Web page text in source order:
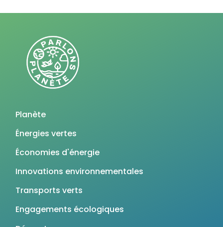
Planète
Énergies vertes
Économies d'énergie
Innovations environnementales
Transports verts
Engagements écologiques